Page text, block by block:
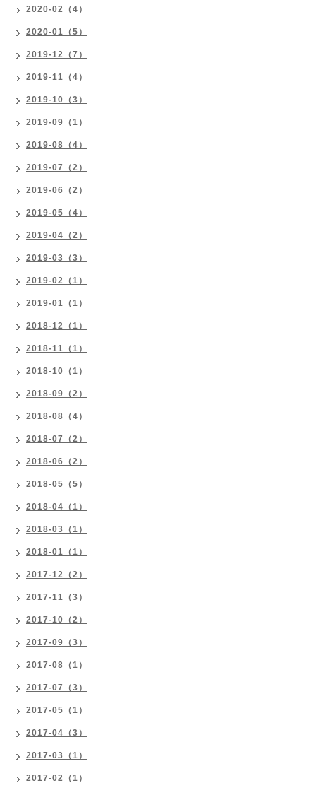
2020-02（4）
2020-01（5）
2019-12（7）
2019-11（4）
2019-10（3）
2019-09（1）
2019-08（4）
2019-07（2）
2019-06（2）
2019-05（4）
2019-04（2）
2019-03（3）
2019-02（1）
2019-01（1）
2018-12（1）
2018-11（1）
2018-10（1）
2018-09（2）
2018-08（4）
2018-07（2）
2018-06（2）
2018-05（5）
2018-04（1）
2018-03（1）
2018-01（1）
2017-12（2）
2017-11（3）
2017-10（2）
2017-09（3）
2017-08（1）
2017-07（3）
2017-05（1）
2017-04（3）
2017-03（1）
2017-02（1）